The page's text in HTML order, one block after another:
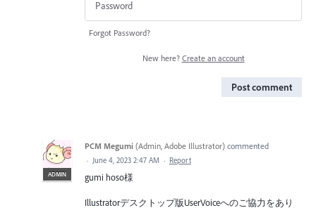
Forgot Password?
New here? Create an account
Post comment
ADMIN
PCM Megumi (Admin, Adobe Illustrator) commented
· June 4, 2023 2:47 AM · Report
gumi hoso様
Illustratorデスクトップ版UserVoiceへのご協力をあり